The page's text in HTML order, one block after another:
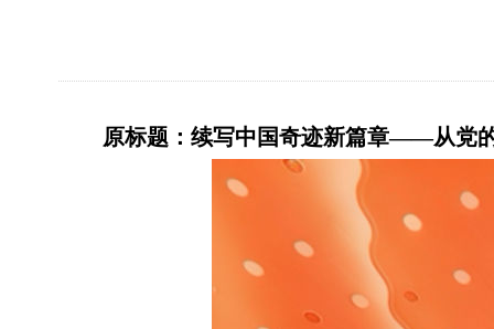
原标题：续写中国奇迹新篇章——从党